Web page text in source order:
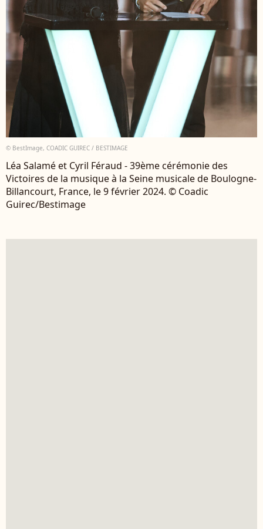
© BestImage, COADIC GUIREC / BESTIMAGE
Léa Salamé et Cyril Féraud - 39ème cérémonie des
Victoires de la musique à la Seine musicale de Boulogne-
Billancourt, France, le 9 février 2024. © Coadic
Guirec/Bestimage